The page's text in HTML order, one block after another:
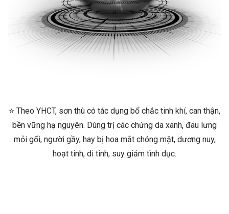
⭐ Theo YHCT, sơn thù có tác dụng bổ chắc tinh khí, can thận,
bền vững hạ nguyên. Dùng trị các chứng da xanh, đau lưng
mỏi gối, người gầy, hay bị hoa mắt chóng mặt, dương nuy,
hoạt tinh, di tinh, suy giảm tình dục.